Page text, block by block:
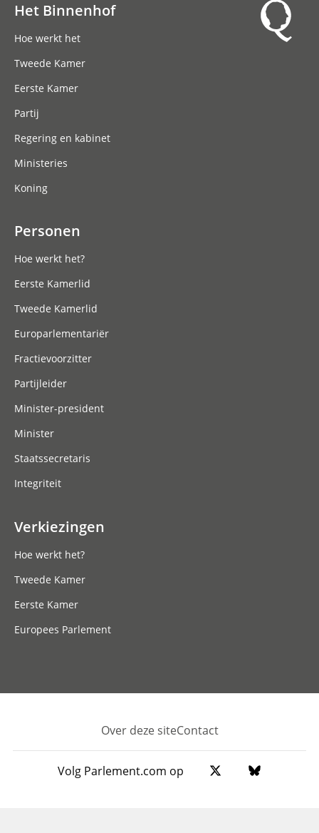
Het Binnenhof
Hoe werkt het
Tweede Kamer
Eerste Kamer
Partij
Regering en kabinet
Ministeries
Koning
Personen
Hoe werkt het?
Eerste Kamerlid
Tweede Kamerlid
Europarlementariër
Fractievoorzitter
Partijleider
Minister-president
Minister
Staatssecretaris
Integriteit
Verkiezingen
Hoe werkt het?
Tweede Kamer
Eerste Kamer
Europees Parlement
Footer
Over deze siteContact
Volg Parlement.com op